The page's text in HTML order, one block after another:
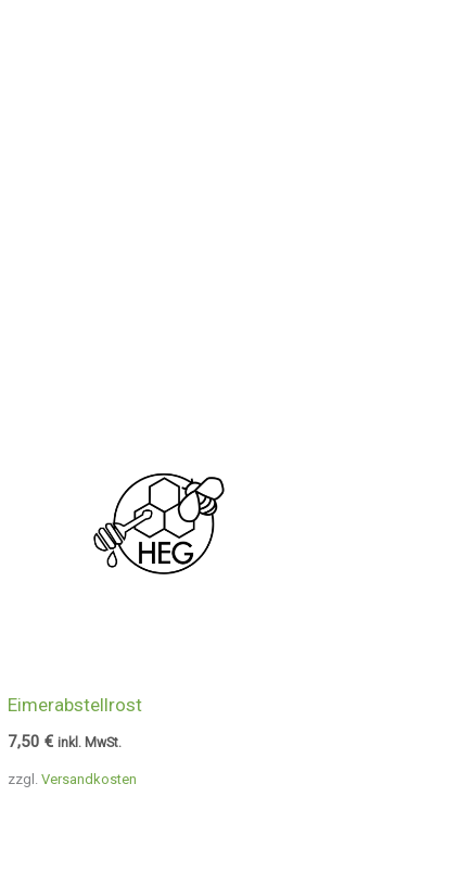
zzgl. Versandkosten
Eimerabstellrost
7,50 € inkl. MwSt.